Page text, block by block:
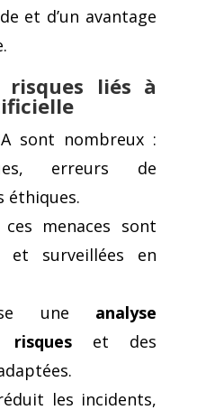
et d’un avantage
liés à
sont nombreux :
erreurs de
éthiques.
menaces sont
et surveillées en
une analyse
et des
les incidents,